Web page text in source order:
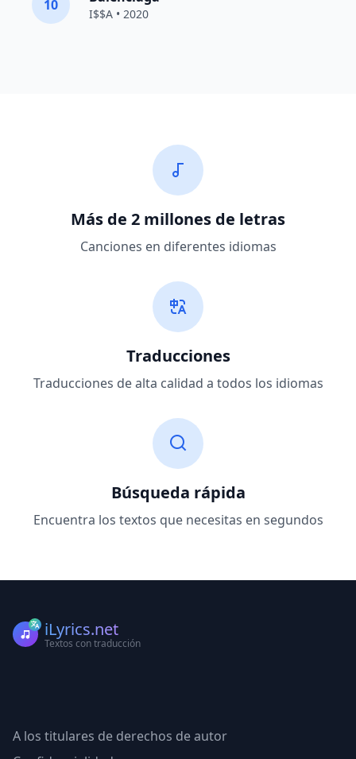
10
I$$A • 2020
Más de 2 millones de letras
Canciones en diferentes idiomas
Traducciones
Traducciones de alta calidad a todos los idiomas
Búsqueda rápida
Encuentra los textos que necesitas en segundos
iLyrics.net
Textos con traducción
A los titulares de derechos de autor